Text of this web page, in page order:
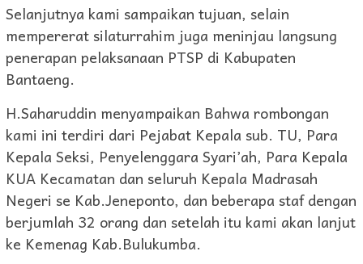
Selanjutnya kami sampaikan tujuan, selain
mempererat silaturrahim juga meninjau langsung
penerapan pelaksanaan PTSP di Kabupaten
Bantaeng.
H.Saharuddin menyampaikan Bahwa rombongan
kami ini terdiri dari Pejabat Kepala sub. TU, Para
Kepala Seksi, Penyelenggara Syari’ah, Para Kepala
KUA Kecamatan dan seluruh Kepala Madrasah
Negeri se Kab.Jeneponto, dan beberapa staf dengan
berjumlah 32 orang dan setelah itu kami akan lanjut
ke Kemenag Kab.Bulukumba.